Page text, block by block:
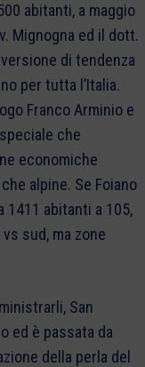
abitanti, a maggio
Mignogna ed il dott.
di tendenza
per tutta l’Italia.
Franco Arminio e
che
economiche
alpine. Se Foiano
1411 abitanti a 105,
sud, ma zone
San
ed è passata da
della perla del